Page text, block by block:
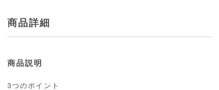
商品詳細
商品説明
3つのポイント